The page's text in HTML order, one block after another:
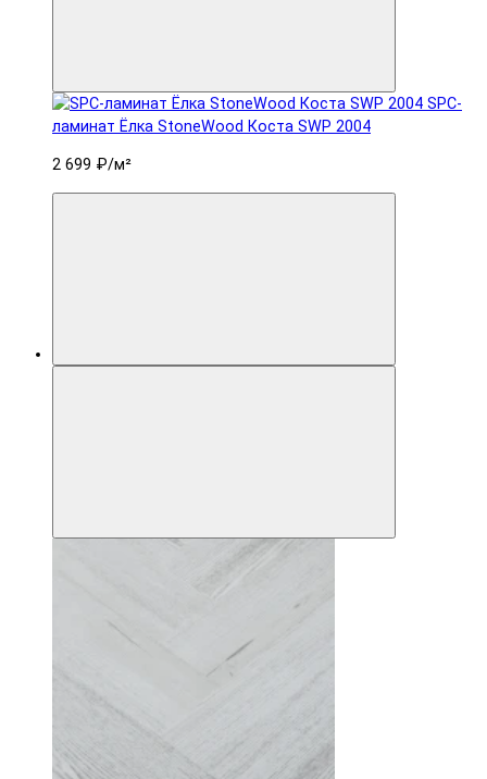
SPC-
ламинат Ëлка StoneWood Коста SWP 2004
2 699 ₽/м²